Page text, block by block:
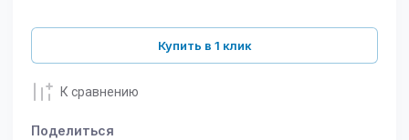
Купить в 1 клик
К сравнению
Поделиться